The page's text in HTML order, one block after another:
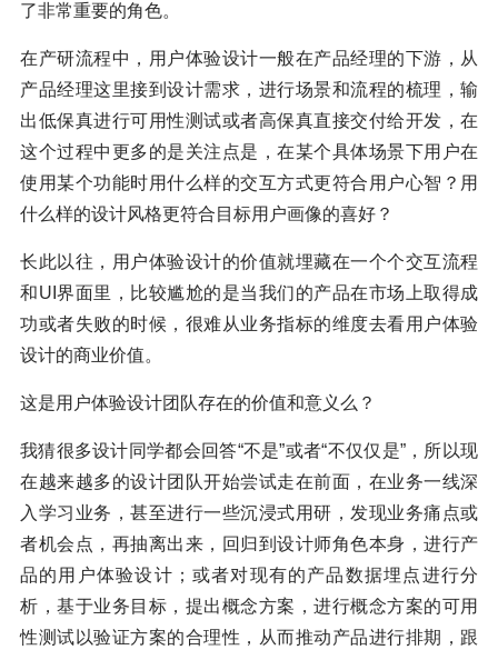
了非常重要的角色。
在产研流程中，用户体验设计一般在产品经理的下游，从
产品经理这里接到设计需求，进行场景和流程的梳理，输
出低保真进行可用性测试或者高保真直接交付给开发，在
这个过程中更多的是关注点是，在某个具体场景下用户在
使用某个功能时用什么样的交互方式更符合用户心智？用
什么样的设计风格更符合目标用户画像的喜好？
长此以往，用户体验设计的价值就埋藏在一个个交互流程
和UI界面里，比较尴尬的是当我们的产品在市场上取得成
功或者失败的时候，很难从业务指标的维度去看用户体验
设计的商业价值。
这是用户体验设计团队存在的价值和意义么？
我猜很多设计同学都会回答“不是”或者“不仅仅是”，所以现
在越来越多的设计团队开始尝试走在前面，在业务一线深
入学习业务，甚至进行一些沉浸式用研，发现业务痛点或
者机会点，再抽离出来，回归到设计师角色本身，进行产
品的用户体验设计；或者对现有的产品数据埋点进行分
析，基于业务目标，提出概念方案，进行概念方案的可用
性测试以验证方案的合理性，从而推动产品进行排期，跟